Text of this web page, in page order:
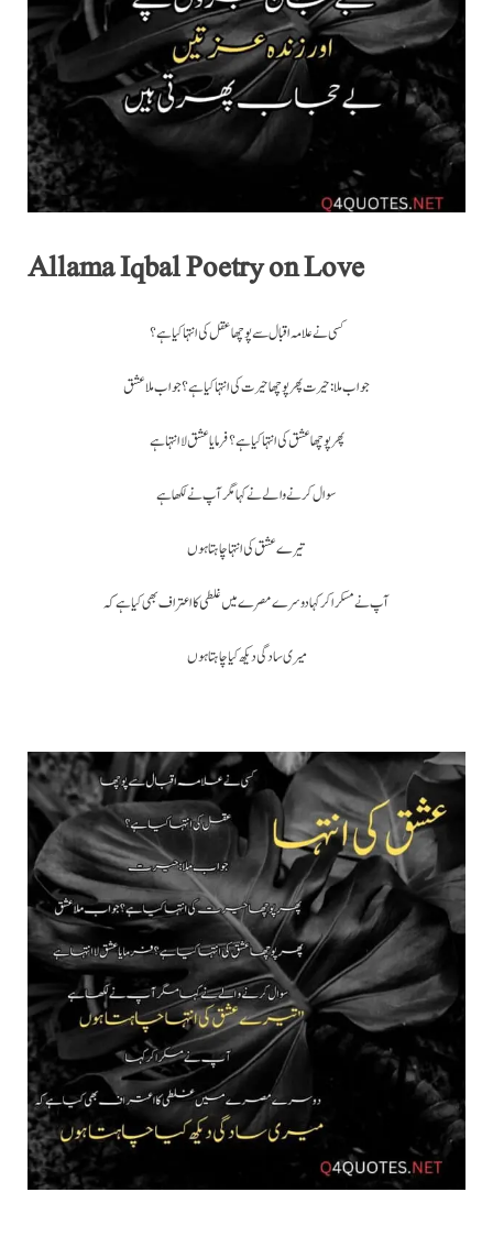
Allama Iqbal Poetry on Love
کسی نے علامہ اقبال سے پوچھاعقل کی انتہا کیا ہے؟
جواب ملا: حیرت پھر پوچھا حیرت کی انتہا کیا ہے؟ جواب ملا عشق
پھر پوچھا عشق کی انتہا کیا ہے؟ فرمایا عشق لا انتہا ہے
سوال کرنے والے نے کہا مگر آپ نے لکھا ہے
تیرے عشق کی انتہا چاہتا ہوں
آپ نے مسکرا کر کہادوسرے مصرے میں غلطی کا اعتراف بھی کیا ہے کہ
میری سادگی دیکھ کیا چاہتا ہوں